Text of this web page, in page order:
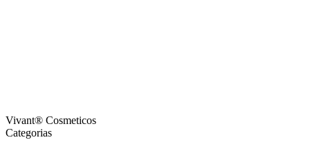
Vivant® Cosmeticos
Categorias